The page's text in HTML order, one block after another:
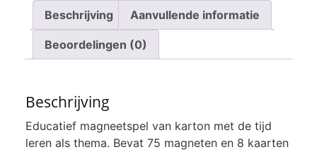
Beschrijving Aanvullende informatie
Beoordelingen (0)
Beschrijving
Educatief magneetspel van karton met de tijd
leren als thema. Bevat 75 magneten en 8 kaarten